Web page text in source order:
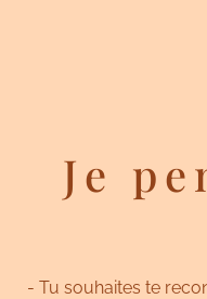
Je
- Tu souhaites te